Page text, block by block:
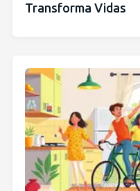
Transforma Vidas